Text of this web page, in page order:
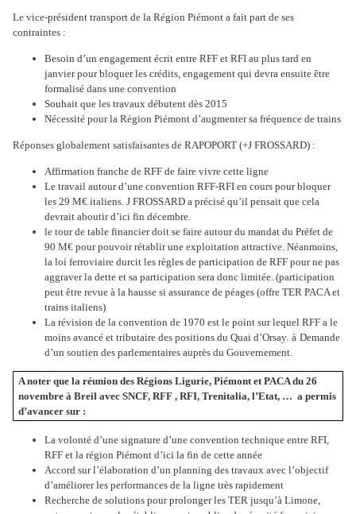
Le vice-président transport de la Région Piémont a fait part de ses
contraintes :
Besoin d’un engagement écrit entre RFF et RFI au plus tard en
janvier pour bloquer les crédits, engagement qui devra ensuite être
formalisé dans une convention
Souhait que les travaux débutent dès 2015
Nécessité pour la Région Piémont d’augmenter sa fréquence de trains
Réponses globalement satisfaisantes de RAPOPORT (+J FROSSARD) :
Affirmation franche de RFF de faire vivre cette ligne
Le travail autour d’une convention RFF-RFI en cours pour bloquer
les 29 M€ italiens. J FROSSARD a précisé qu’il pensait que cela
devrait aboutir d’ici fin décembre.
le tour de table financier doit se faire autour du mandat du Préfet de
90 M€ pour pouvoir rétablir une exploitation attractive. Néanmoins,
la loi ferroviaire durcit les règles de participation de RFF pour ne pas
aggraver la dette et sa participation sera donc limitée. (participation
peut être revue à la hausse si assurance de péages (offre TER PACA et
trains italiens)
La révision de la convention de 1970 est le point sur lequel RFF a le
moins avancé et tributaire des positions du Quai d’Orsay. à Demande
d’un soutien des parlementaires auprès du Gouvernement.
A noter que la réunion des Régions Ligurie, Piémont et PACA du 26
novembre à Breil avec SNCF, RFF , RFI, Trenitalia, l’Etat, … a permis
d’avancer sur :
La volonté d’une signature d’une convention technique entre RFI,
RFF et la région Piémont d’ici la fin de cette année
Accord sur l’élaboration d’un planning des travaux avec l’objectif
d’améliorer les performances de la ligne très rapidement
Recherche de solutions pour prolonger les TER jusqu’à Limone,